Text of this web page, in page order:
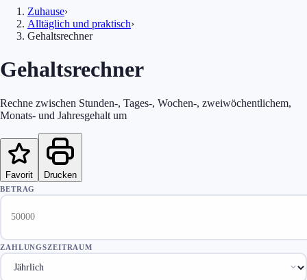
Zuhause›
Alltäglich und praktisch›
Gehaltsrechner
Gehaltsrechner
Rechne zwischen Stunden-, Tages-, Wochen-, zweiwöchentlichem,
Monats- und Jahresgehalt um
Favorit Drucken
BETRAG
ZAHLUNGSZEITRAUM